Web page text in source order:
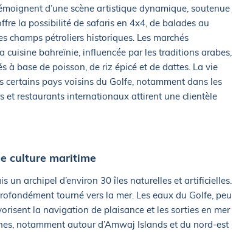
d’une scène artistique dynamique, soutenue
la possibilité de safaris en 4x4, de balades au
champs pétroliers historiques. Les marchés
bahreïnie, influencée par les traditions arabes,
à base de poisson, de riz épicé et de dattes. La vie
certains pays voisins du Golfe, notamment dans les
et restaurants internationaux attirent une clientèle
culture maritime
un archipel d’environ 30 îles naturelles et artificielles.
tourné vers la mer. Les eaux du Golfe, peu
la navigation de plaisance et les sorties en mer
notamment autour d’Amwaj Islands et du nord-est